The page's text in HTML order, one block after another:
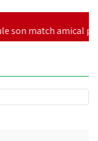
amical prévu à